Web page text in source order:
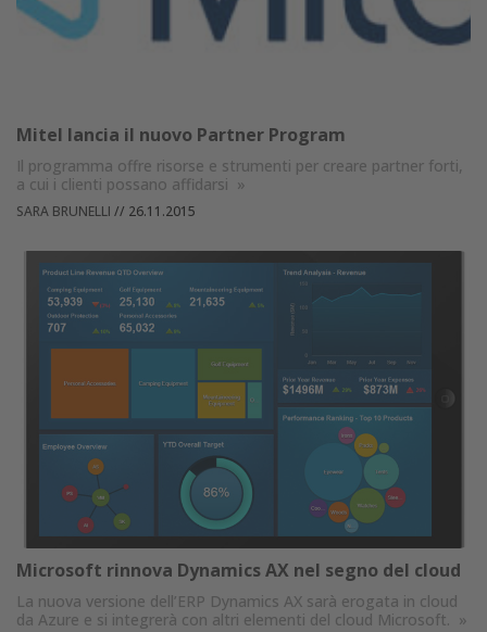
Mitel lancia il nuovo Partner Program
Il programma offre risorse e strumenti per creare partner forti,
a cui i clienti possano affidarsi »
SARA BRUNELLI // 26.11.2015
Microsoft rinnova Dynamics AX nel segno del cloud
La nuova versione dell’ERP Dynamics AX sarà erogata in cloud
da Azure e si integrerà con altri elementi del cloud Microsoft. »